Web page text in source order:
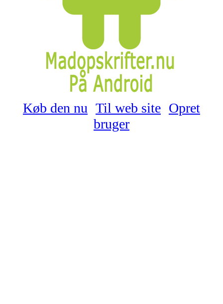
Køb den nu Til web site Opret
bruger